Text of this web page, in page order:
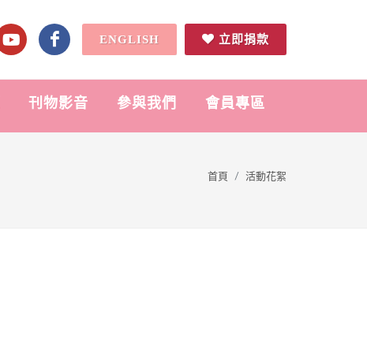
ENGLISH 立即捐款
刊物影音 參與我們 會員專區
首頁 活動花絮